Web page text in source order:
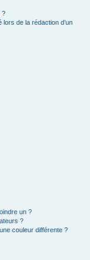
?
de la rédaction d’un
un ?
?
couleur différente ?